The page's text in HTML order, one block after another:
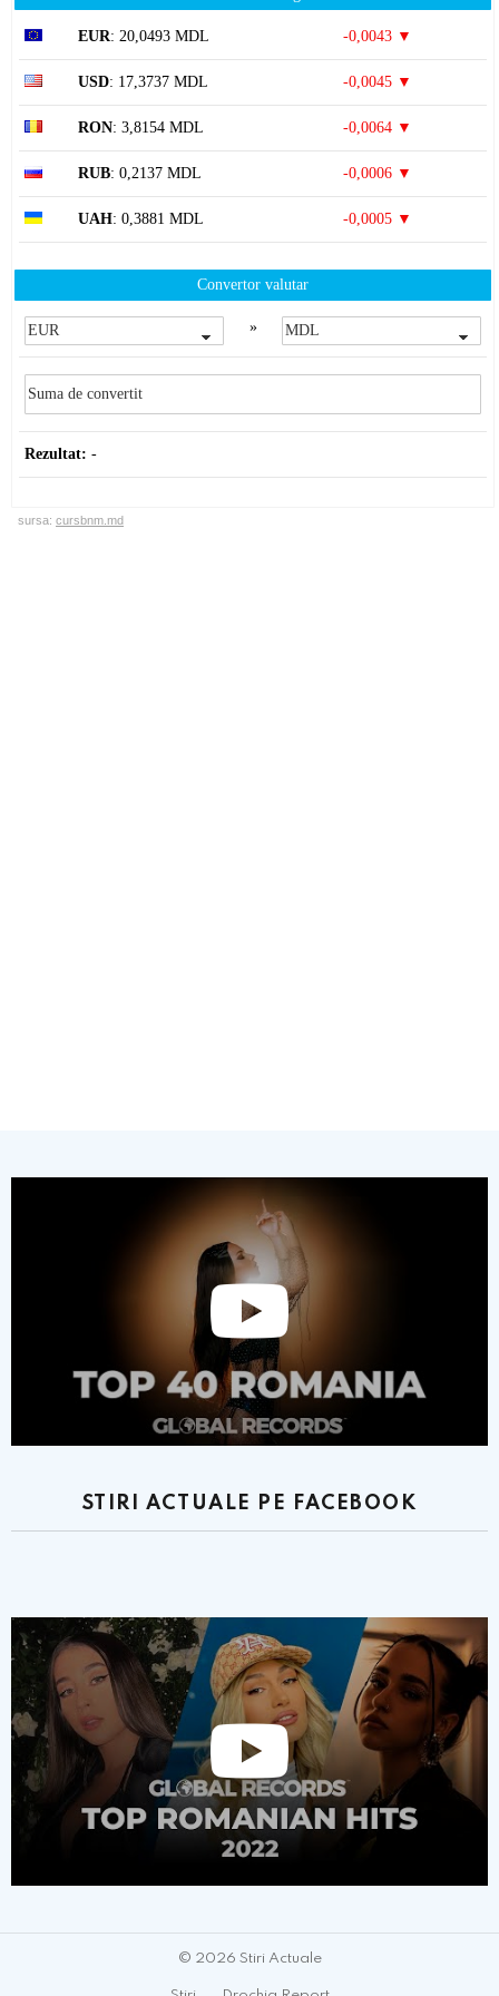
EUR: 20,0493 MDL -0,0043 ▼
USD: 17,3737 MDL -0,0045 ▼
RON: 3,8154 MDL -0,0064 ▼
RUB: 0,2137 MDL -0,0006 ▼
UAH: 0,3881 MDL -0,0005 ▼
Convertor valutar
»
Rezultat: -
sursa: cursbnm.md
STIRI ACTUALE PE FACEBOOK
© 2026 Stiri Actuale